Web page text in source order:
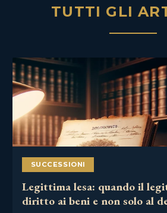
TUTTI GLI
SUCCESSIONI
Legittima lesa: quando il
diritto ai beni e non solo al